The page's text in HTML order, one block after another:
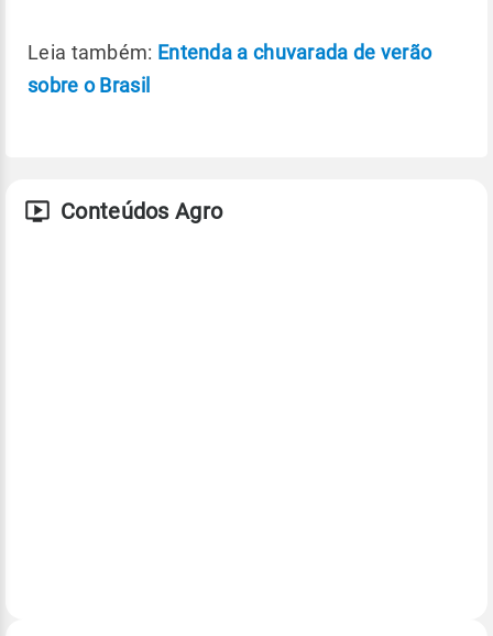
Leia também: Entenda a chuvarada de verão
sobre o Brasil
Conteúdos Agro